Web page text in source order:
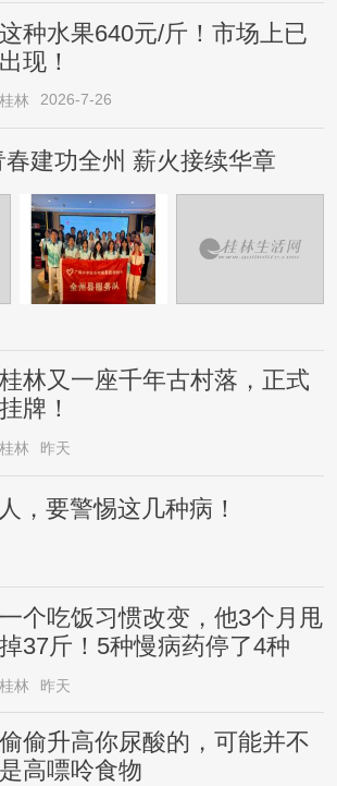
这种水果640元/斤！市场上已
出现！
桂林 2026-7-26
建功全州 薪火接续华章
桂林又一座千年古村落，正式
挂牌！
桂林 昨天
，要警惕这几种病！
一个吃饭习惯改变，他3个月甩
掉37斤！5种慢病药停了4种
桂林 昨天
偷偷升高你尿酸的，可能并不
是高嘌呤食物